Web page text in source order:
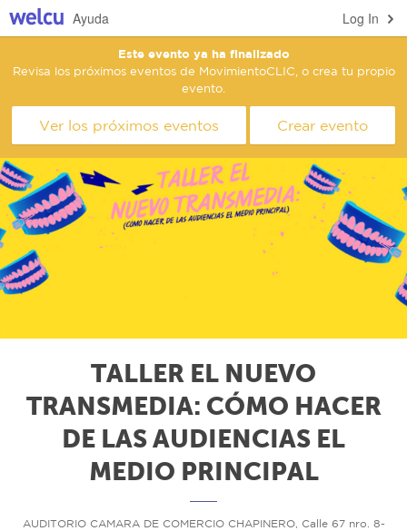
Log In
Ayuda
Este evento ya ha finalizado
Revisa los próximos eventos de MovimientoCLIC, o crea tu propio
evento.
Ver los próximos eventos Crear evento
TALLER EL NUEVO
TRANSMEDIA: CÓMO HACER
DE LAS AUDIENCIAS EL
MEDIO PRINCIPAL
AUDITORIO CAMARA DE COMERCIO CHAPINERO, Calle 67 nro. 8-